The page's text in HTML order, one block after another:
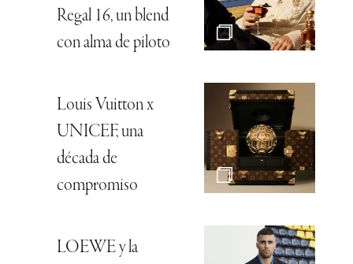
Regal 16, un blend
con alma de piloto
Louis Vuitton x
UNICEF, una
década de
compromiso
LOEWE y la